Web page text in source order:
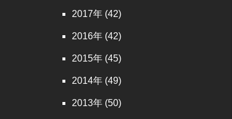
2017 (42)
2016 (42)
2015 (45)
2014 (49)
2013 (50)